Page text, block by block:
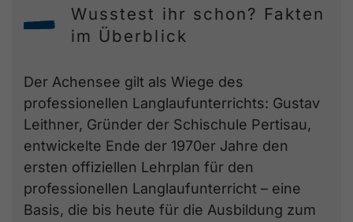
Wusstest ihr schon? Fakten
im Überblick
Der Achensee gilt als Wiege des
professionellen Langlaufunterrichts: Gustav
Leithner, Gründer der Schischule Pertisau,
entwickelte Ende der 1970er Jahre den
ersten offiziellen Lehrplan für den
professionellen Langlaufunterricht – eine
Basis, die bis heute für die Ausbildung zum